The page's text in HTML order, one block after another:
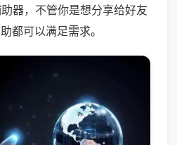
器，不管你是想分享给好友
都可以满足需求。